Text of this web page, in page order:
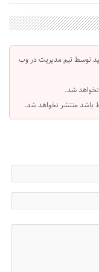
توسط تیم مدیریت در وب
نخواهد شد.
باشد منتشر نخواهد شد.